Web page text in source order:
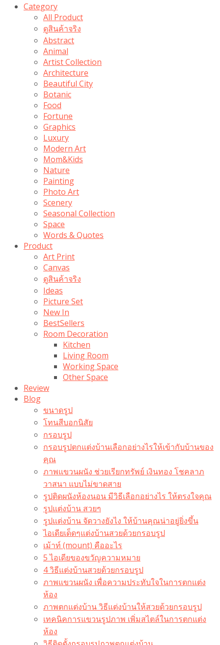
Category
All Product
ดูสินค้าจริง
Abstract
Animal
Artist Collection
Architecture
Beautiful City
Botanic
Food
Fortune
Graphics
Luxury
Modern Art
Mom&Kids
Nature
Painting
Photo Art
Scenery
Seasonal Collection
Space
Words & Quotes
Product
Art Print
Canvas
ดูสินค้าจริง
Ideas
Picture Set
New In
BestSellers
Room Decoration
Kitchen
Living Room
Working Space
Other Space
Review
Blog
ขนาดรูป
โทนสีบอกนิสัย
กรอบรูป
กรอบรูปตกแต่งบ้านเลือกอย่างไรให้เข้ากับบ้านของ
คุณ
ภาพแขวนผนัง ช่วยเรียกทรัพย์ เงินทอง โชคลาภ
วาสนา แบบไม่ขาดสาย
รูปติดผนังห้องนอน มีวิธีเลือกอย่างไร ให้ตรงใจคุณ
รูปแต่งบ้าน สวยๆ
รูปแต่งบ้าน จัดวางยังไง ให้บ้านคุณน่าอยู่ยิ่งขึ้น
ไอเดียเด็ดๆแต่งบ้านสวยด้วยกรอบรูป
เม้าท์ (mount) คืออะไร​
5 ไอเดียของขวัญความหมาย
4 วิธีแต่งบ้านสวยด้วยกรอบรูป
ภาพแขวนผนัง เพื่อความประทับใจในการตกแต่ง
ห้อง
ภาพตกแต่งบ้าน วิธีแต่งบ้านให้สวยด้วยกรอบรูป
เทคนิคการแขวนรูปภาพ เพิ่มสไตล์ในการตกแต่ง
ห้อง